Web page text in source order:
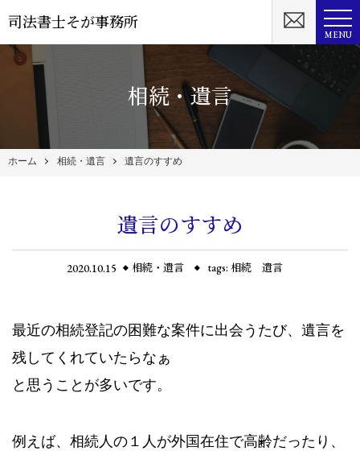
司法書士そが事務所
MENU
相続・遺言
ホーム 相続・遺言 遺言のすすめ
遺言のすすめ
2020.10.15 相続・遺言 tags:相続 遺言
最近の相続登記の困難な案件に出会うたび、遺言を
残してくれていたらなぁ
と思うことが多いです。
例えば、相続人の１人が外国在住で高齢だったり、